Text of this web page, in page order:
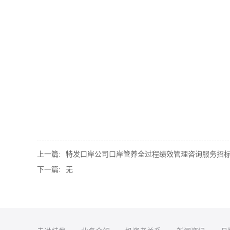
上一篇:
特发口岸公司口岸管养全过程绩效管理咨询服务招
下一篇:
无